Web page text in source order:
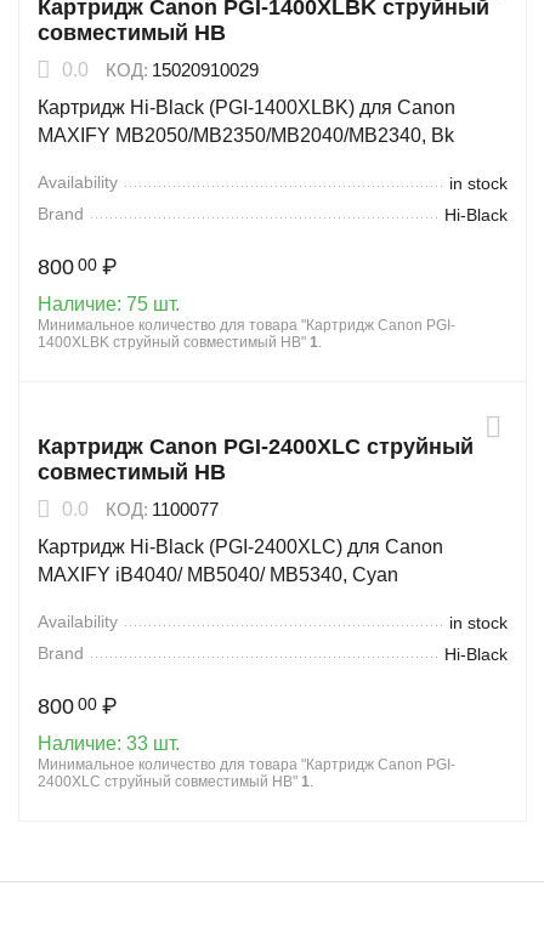
Картридж Canon PGI-1400XLBK струйный
совместимый HB
0.0 КОД: 15020910029
Картридж Hi-Black (PGI-1400XLBK) для Canon
MAXIFY MB2050/MB2350/MB2040/MB2340, Bk
Availability
in stock
Brand
Hi-Black
800 00 ₽
Наличие: 75 шт.
Минимальное количество для товара "Картридж Canon PGI-
1400XLBK струйный совместимый HB" 1.
Картридж Canon PGI-2400XLC струйный
совместимый HB
0.0 КОД: 1100077
Картридж Hi-Black (PGI-2400XLC) для Canon
MAXIFY iB4040/ МВ5040/ МВ5340, Cyan
Availability
in stock
Brand
Hi-Black
800 00 ₽
Наличие: 33 шт.
Минимальное количество для товара "Картридж Canon PGI-
2400XLC струйный совместимый HB" 1.